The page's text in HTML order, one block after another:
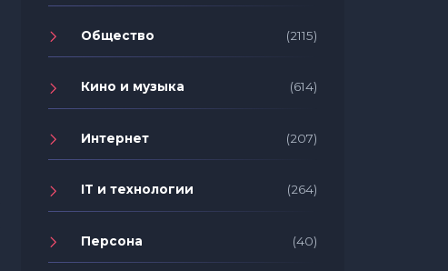
Общество (2115)
Кино и музыка (614)
Интернет (207)
IT и технологии (264)
Персона (40)